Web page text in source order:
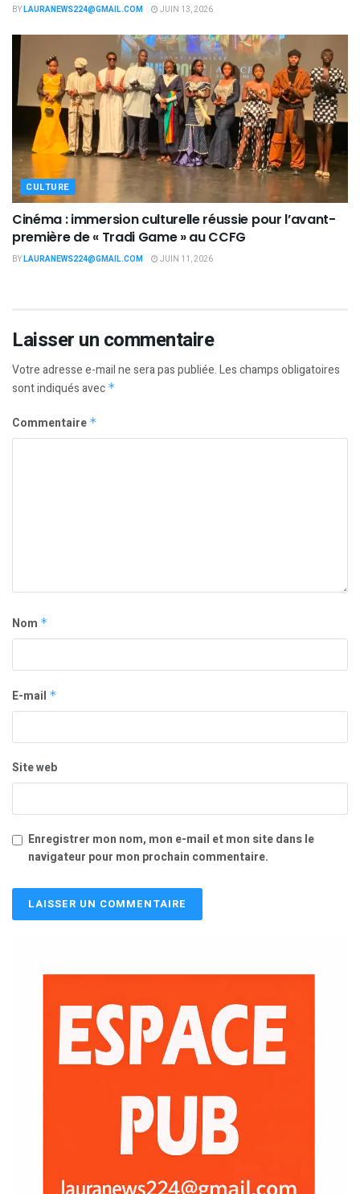
BYLAURANEWS224@GMAIL.COM JUIN 13, 2026
CULTURE
Cinéma : immersion culturelle réussie pour l’avant-
première de « Tradi Game » au CCFG
BYLAURANEWS224@GMAIL.COM JUIN 11, 2026
Laisser un commentaire
Votre adresse e-mail ne sera pas publiée.Les champs obligatoires
sont indiqués avec *
Commentaire *
Nom *
E-mail *
Site web
Enregistrer mon nom, mon e-mail et mon site dans le
navigateur pour mon prochain commentaire.